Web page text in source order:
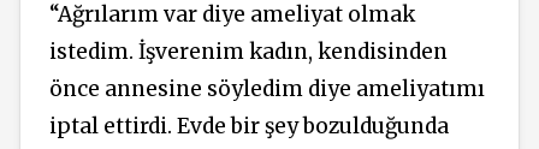
“Ağrılarım var diye ameliyat olmak
istedim. İşverenim kadın, kendisinden
önce annesine söyledim diye ameliyatımı
iptal ettirdi. Evde bir şey bozulduğunda